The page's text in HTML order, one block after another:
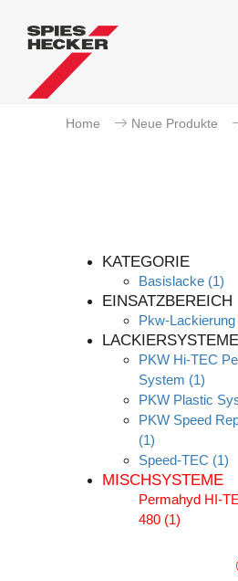
Home Neue Produkte
KATEGORIE
Basislacke (1)
EINSATZBEREICH
Pkw-Lackierung
LACKIERSYSTEME
PKW Hi-TEC
System (1)
PKW Plastic
PKW Speed
(1)
Speed-TEC (1)
MISCHSYSTEME
Permahyd HI-
480 (1)